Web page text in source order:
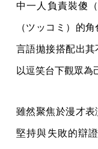
中一人負責裝傻
（ツッコミ）的
言語拋接搭配出
以逗笑台下觀眾為
雖然聚焦於漫才
堅持與失敗的辯